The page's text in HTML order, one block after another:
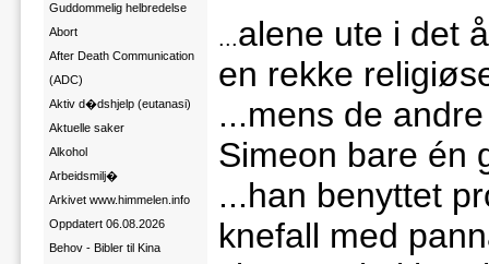
Guddommelig helbredelse
Abort
After Death Communication
(ADC)
Aktiv d�dshjelp (eutanasi)
Aktuelle saker
Alkohol
Arbeidsmilj�
Arkivet www.himmelen.info
Oppdatert 06.08.2026
Behov - Bibler til Kina
...alene ute i det
en rekke
...mens de
Simeon bare én
...han benyttet
knefall med